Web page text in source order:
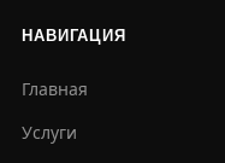
НАВИГАЦИЯ
Главная
Услуги